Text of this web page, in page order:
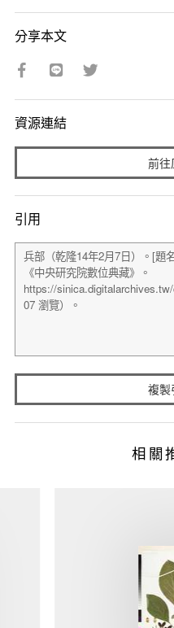
分享本文
資源連結
前往
引用
複製
相關